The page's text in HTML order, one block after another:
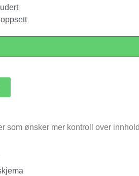
som ønsker mer kontroll over